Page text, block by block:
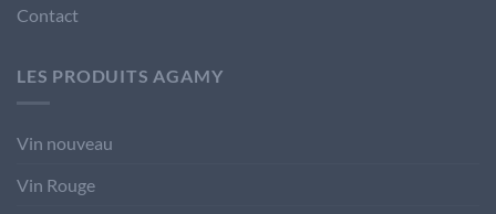
Contact
LES PRODUITS AGAMY
Vin nouveau
Vin Rouge